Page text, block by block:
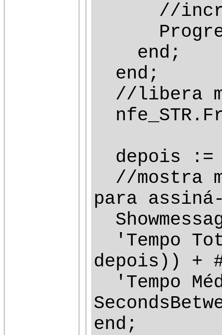
//
end;
end;
//libera
depois :=
//mostra
para
'Tempo
depois)) +
'Tempo
end;